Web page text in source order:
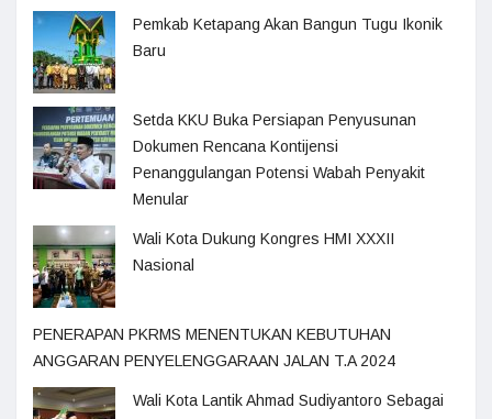
Pemkab Ketapang Akan Bangun Tugu Ikonik
Baru
Setda KKU Buka Persiapan Penyusunan
Dokumen Rencana Kontijensi
Penanggulangan Potensi Wabah Penyakit
Menular
Wali Kota Dukung Kongres HMI XXXII
Nasional
PENERAPAN PKRMS MENENTUKAN KEBUTUHAN
ANGGARAN PENYELENGGARAAN JALAN T.A 2024
Wali Kota Lantik Ahmad Sudiyantoro Sebagai